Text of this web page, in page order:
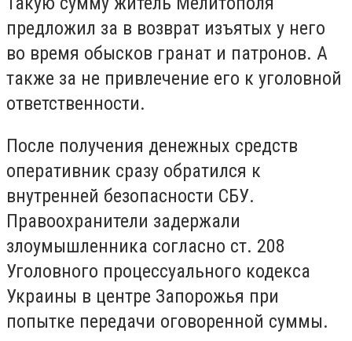
предложил за в возврат изъятых у него
во время обысков гранат и патронов. А
также за не привлечение его к уголовной
ответственности.
После получения денежных средств
оперативник сразу обратился к
внутренней безопасности СБУ.
Правоохранители задержали
злоумышленника согласно ст. 208
Уголовного процессуального кодекса
Украины в центре Запорожья при
попытке передачи оговоренной суммы.